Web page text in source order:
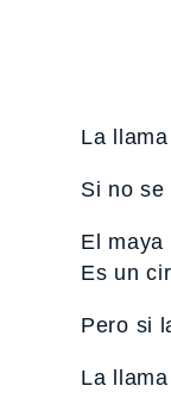
La
Si no
El
Es un
Pero si
La